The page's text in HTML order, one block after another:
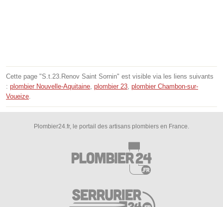
Cette page "S.t.23.Renov Saint Sornin" est visible via les liens suivants
: plombier Nouvelle-Aquitaine, plombier 23, plombier Chambon-sur-
Voueize.
Plombier24.fr, le portail des artisans plombiers en France.